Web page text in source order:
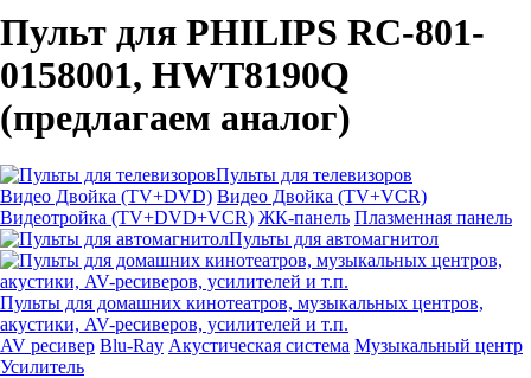
Пульт для PHILIPS RC-801-
0158001, HWT8190Q
(предлагаем аналог)
Пульты для телевизоров
Видео Двойка (TV+DVD) Видео Двойка (TV+VCR)
Видеотройка (TV+DVD+VCR) ЖК-панель Плазменная панель
Пульты для автомагнитол
Пульты для домашних кинотеатров, музыкальных центров,
акустики, AV-ресиверов, усилителей и т.п.
AV ресивер Blu-Ray Акустическая система Музыкальный центр
Усилитель